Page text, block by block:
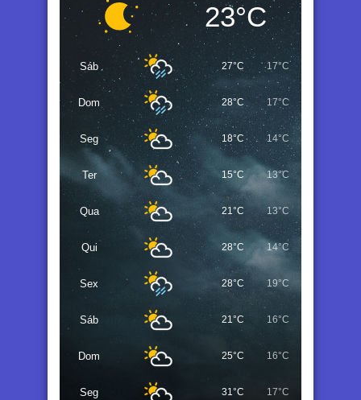
23°C
Sáb 27°C 17°C
Dom 28°C 17°C
Seg 18°C 14°C
Ter 15°C 13°C
Qua 21°C 13°C
Qui 28°C 14°C
Sex 28°C 19°C
Sáb 21°C 16°C
Dom 25°C 16°C
Seg 31°C 17°C